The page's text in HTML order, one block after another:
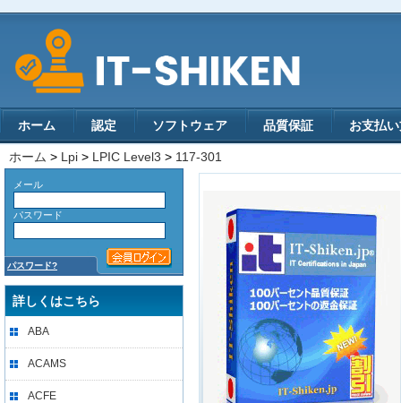
ホーム 認定 ソフトウェア 品質保証 お支払
ホーム > Lpi > LPIC Level3 > 117-301
メール
パスワード
パスワード?
詳しくはこちら
ABA
ACAMS
ACFE